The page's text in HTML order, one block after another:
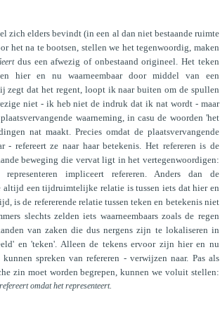
zich elders bevindt (in een al dan niet bestaande ruimte
het na te bootsen, stellen we het tegenwoordig, maken
dus een afwezig of onbestaand origineel. Het teken
hier en nu waarneembaar door middel van een
zegt dat het regent, loopt ik naar buiten om de spullen
niet - ik heb niet de indruk dat ik nat wordt - maar
waarneming, in casu de woorden 'het
nat maakt. Precies omdat de plaatsvervangende
refereert ze naar haar betekenis. Het refereren is de
beweging die vervat ligt in het vertegenwoordigen:
representeren impliceert refereren. Anders dan de
een tijdruimtelijke relatie is tussen iets dat hier en
is de refererende relatie tussen teken en betekenis niet
slechts zelden iets waarneembaars zoals de regen
van zaken die dus nergens zijn te lokaliseren in
en 'teken'. Alleen de tekens ervoor zijn hier en nu
spreken van refereren - verwijzen naar. Pas als
zin moet worden begrepen, kunnen we voluit stellen:
omdat het representeert.